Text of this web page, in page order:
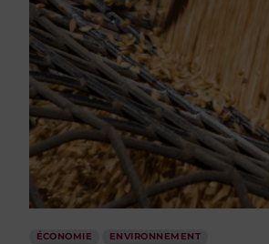
ÉCONOMIE ENVIRONNEMENT